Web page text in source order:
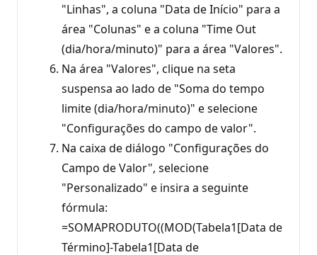
"Linhas", a coluna "Data de Início" para a
área "Colunas" e a coluna "Time Out
(dia/hora/minuto)" para a área "Valores".
Na área "Valores", clique na seta
suspensa ao lado de "Soma do tempo
limite (dia/hora/minuto)" e selecione
"Configurações do campo de valor".
Na caixa de diálogo "Configurações do
Campo de Valor", selecione
"Personalizado" e insira a seguinte
fórmula:
=SOMAPRODUTO((MOD(Tabela1[Data de
Término]-Tabela1[Data de